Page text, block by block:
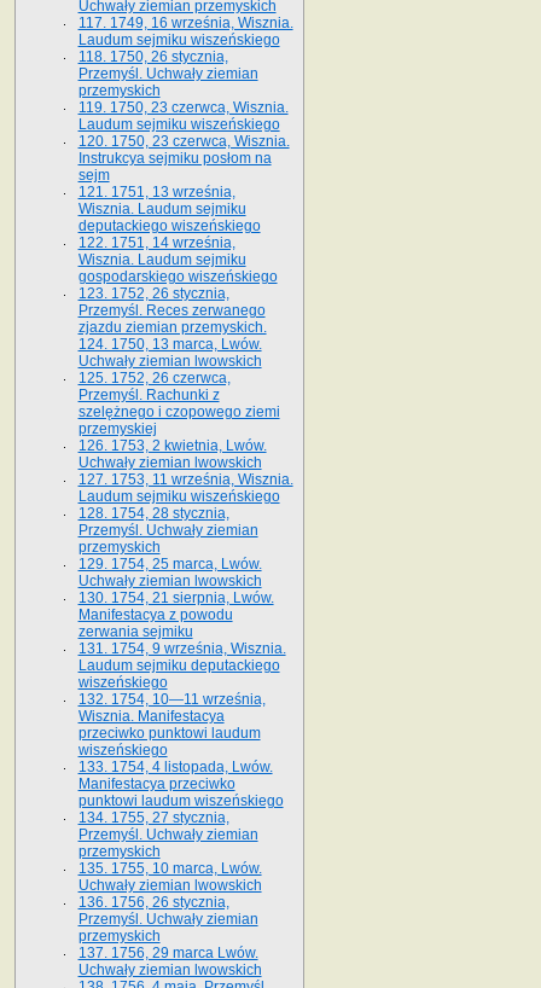
Uchwały ziemian przemyskich
117. 1749, 16 września, Wisznia.
Laudum sejmiku wiszeńskiego
118. 1750, 26 stycznia,
Przemyśl. Uchwały ziemian
przemyskich
119. 1750, 23 czerwca, Wisznia.
Laudum sejmiku wiszeńskiego
120. 1750, 23 czerwca, Wisznia.
Instrukcya sejmiku posłom na
sejm
121. 1751, 13 września,
Wisznia. Laudum sejmiku
deputackiego wiszeńskiego
122. 1751, 14 września,
Wisznia. Laudum sejmiku
gospodarskiego wiszeńskiego
123. 1752, 26 stycznia,
Przemyśl. Reces zerwanego
zjazdu ziemian przemyskich.
124. 1750, 13 marca, Lwów.
Uchwały ziemian lwowskich
125. 1752, 26 czerwca,
Przemyśl. Rachunki z
szelężnego i czopowego ziemi
przemyskiej
126. 1753, 2 kwietnia, Lwów.
Uchwały ziemian lwowskich
127. 1753, 11 września, Wisznia.
Laudum sejmiku wiszeńskiego
128. 1754, 28 stycznia,
Przemyśl. Uchwały ziemian
przemyskich
129. 1754, 25 marca, Lwów.
Uchwały ziemian lwowskich
130. 1754, 21 sierpnia, Lwów.
Manifestacya z powodu
zerwania sejmiku
131. 1754, 9 września, Wisznia.
Laudum sejmiku deputackiego
wiszeńskiego
132. 1754, 10—11 września,
Wisznia. Manifestacya
przeciwko punktowi laudum
wiszeńskiego
133. 1754, 4 listopada, Lwów.
Manifestacya przeciwko
punktowi laudum wiszeńskiego
134. 1755, 27 stycznia,
Przemyśl. Uchwały ziemian
przemyskich
135. 1755, 10 marca, Lwów.
Uchwały ziemian lwowskich
136. 1756, 26 stycznia,
Przemyśl. Uchwały ziemian
przemyskich
137. 1756, 29 marca Lwów.
Uchwały ziemian lwowskich